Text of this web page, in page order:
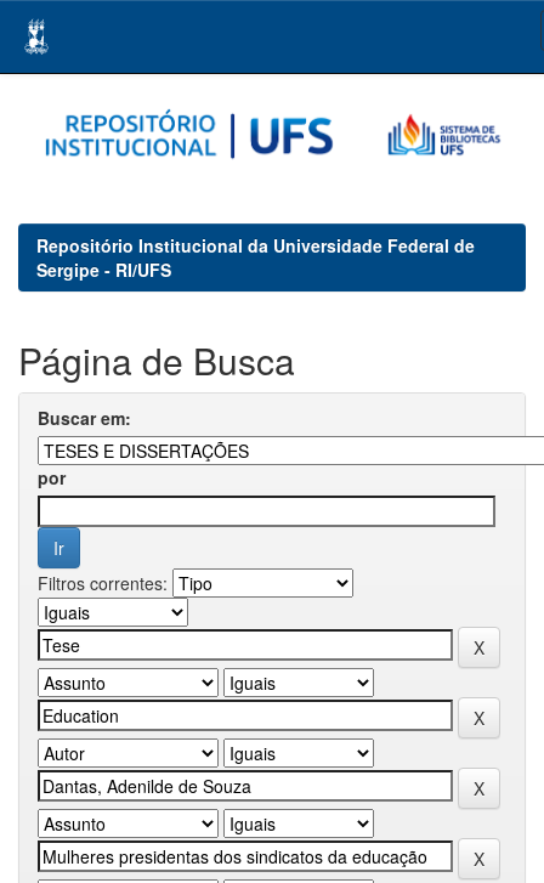
navigation
Repositório Institucional da Universidade Federal de
Sergipe - RI/UFS
Página de Busca
Buscar em:
por
Filtros correntes: